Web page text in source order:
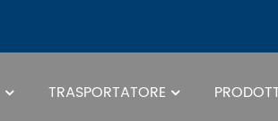
TRASPORTATORE